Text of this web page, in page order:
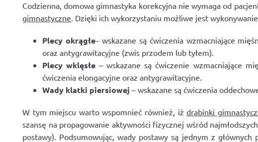
Codzienna, domowa gimnastyka korekcyjna nie wymaga od
gimnastyczne. Dzięki ich wykorzystaniu możliwe jest
Plecy okrągłe– wskazane są ćwiczenia wzmacniające
oraz antygrawitacyjne (zwis przodem lub tyłem).
Plecy wklęsłe – wskazane są ćwiczenie wzmacniające
ćwiczenia elongacyjne oraz antygrawitacyjne.
Wady klatki piersiowej – wskazane są ćwiczenia
W tym miejscu warto wspomnieć również, iżdrabinki
szansę na propagowanie aktywności fizycznej wśród
postawy). Podsumowując, wady postawy są jednym z